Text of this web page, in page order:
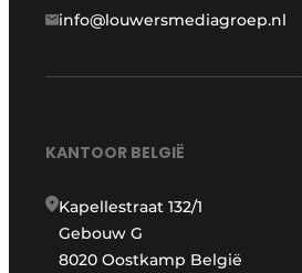
info@louwersmediagroep.nl
KANTOOR BELGIË
Kapellestraat 132/1
Gebouw G
8020 Oostkamp België